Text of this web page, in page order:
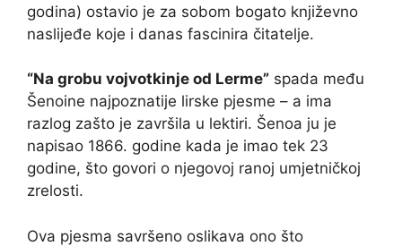
godina) ostavio je za sobom bogato književno
naslijeđe koje i danas fascinira čitatelje.
“Na grobu vojvotkinje od Lerme” spada među
Šenoine najpoznatije lirske pjesme – a ima
razlog zašto je završila u lektiri. Šenoa ju je
napisao 1866. godine kada je imao tek 23
godine, što govori o njegovoj ranoj umjetničkoj
zrelosti.
Ova pjesma savršeno oslikava ono što